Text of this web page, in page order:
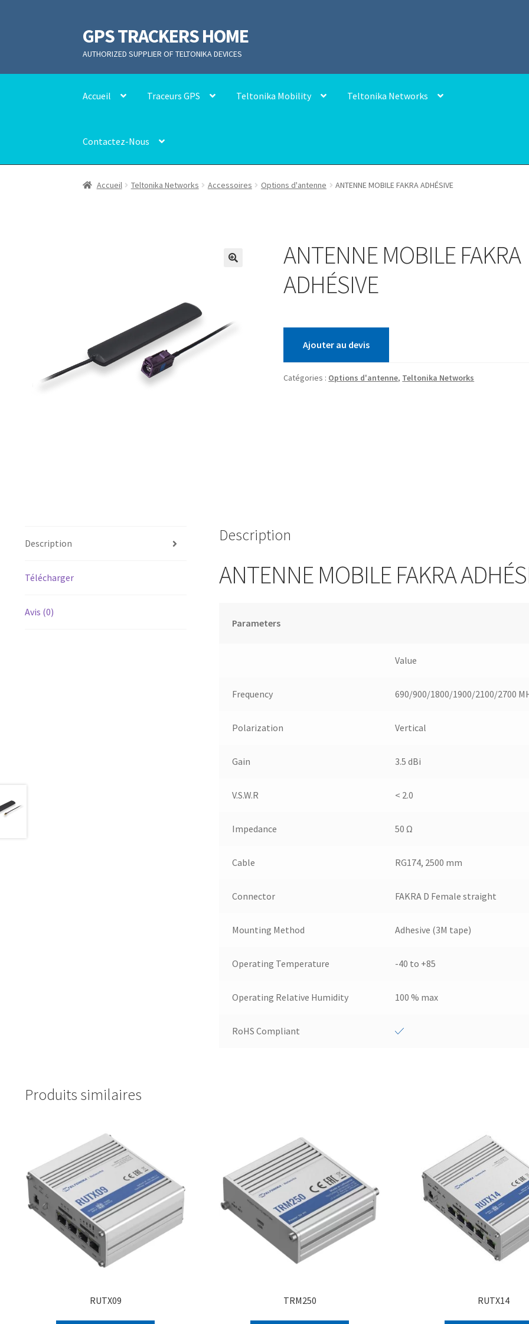
Aller
à
la
navigation
Aller
au
contenu
GPS TRACKERS HOME
AUTHORIZED SUPPLIER OF TELTONIKA DEVICES
Accueil Traceurs GPS Teltonika Mobility Teltonika Networks
Contactez-Nous
Accueil Teltonika Networks Accessoires Options d'antenne ANTENNE MOBILE FAKRA ADHÉSIVE
ANTENNE MOBILE FAKRA
ADHÉSIVE
Ajouter au devis
Catégories : Options d'antenne, Teltonika Networks
Description
Télécharger
Avis (0)
Description
ANTENNE MOBILE FAKRA
Parameters
Value
Frequency 690/900/1800/1900/2100/2700
Polarization Vertical
Gain 3.5 dBi
V.S.W.R < 2.0
Impedance 50 Ω
Cable RG174, 2500 mm
Connector FAKRA D Female straight
Mounting Method Adhesive (3M tape)
Operating Temperature -40 to +85
Operating Relative Humidity 100 % max
RoHS Compliant
Produits similaires
RUTX09 TRM250 RUTX14